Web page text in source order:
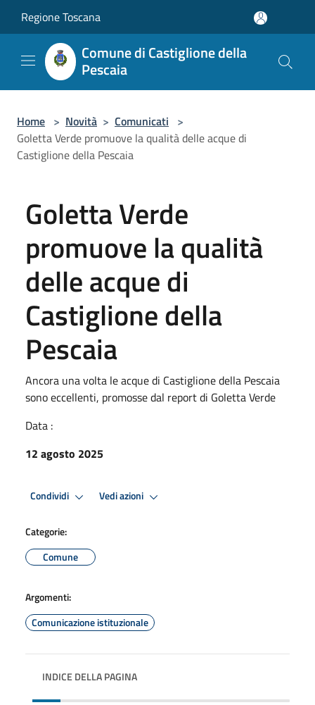
Regione Toscana
Comune di Castiglione della
Pescaia
Home > Novità > Comunicati >
Goletta Verde promuove la qualità delle acque di
Castiglione della Pescaia
Goletta Verde
promuove la qualità
delle acque di
Castiglione della
Pescaia
Ancora una volta le acque di Castiglione della Pescaia
sono eccellenti, promosse dal report di Goletta Verde
Data :
12 agosto 2025
Condividi Vedi azioni
Categorie:
Comune
Argomenti:
Comunicazione istituzionale
INDICE DELLA PAGINA